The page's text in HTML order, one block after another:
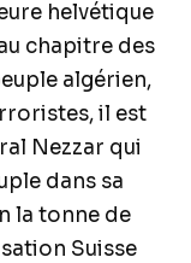
helvétique
chapitre des
algérien,
il est
Nezzar qui
dans sa
la tonne de
Suisse